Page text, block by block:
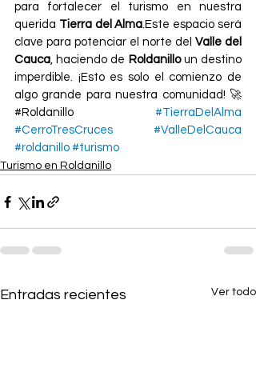
para fortalecer el turismo en nuestra
querida Tierra del Alma.Este espacio será
clave para potenciar el norte del Valle del
Cauca, haciendo de Roldanillo un destino
imperdible. ¡Esto es solo el comienzo de
algo grande para nuestra comunidad! 🚀
#Roldanillo #TierraDelAlma
#CerroTresCruces
#ValleDelCauca
#roldanillo #turismo
Turismo en Roldanillo
Entradas recientes Ver todo